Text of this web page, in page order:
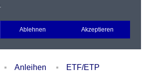
Watchlist Portfolio Login
Anleihen
ETF/ETP
.
Ablehnen Akzeptieren